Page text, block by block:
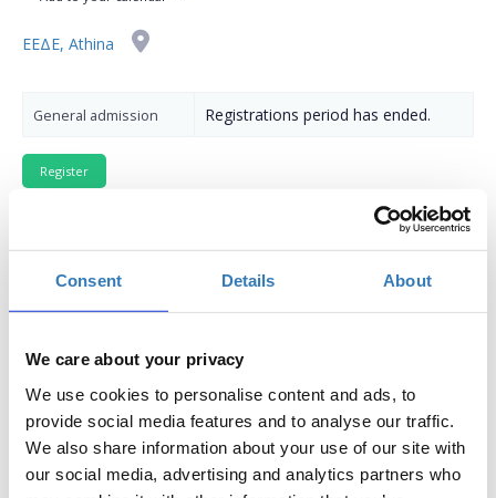
Consent Details About
We care about your privacy
We use cookies to personalise content and ads, to
provide social media features and to analyse our traffic.
We also share information about your use of our site with
our social media, advertising and analytics partners who
ΕΕΔΕ, Athina
General admission Registrations period has ended.
2015 με θεμα:«Λογικοθυμική & Γνωσιακή-
Συμπεριφορική Προσέγγιση: Πως συνδέεται με
Αυτή η συνάντηση ανοίγει ένα καινούριο
κύκλο συναντήσεων γνώσης που σκοπό έχουν να μας
βοηθήσουν να δούμε τις επιρροές, τις συνδέσεις αλλά και τις
τροποποιήσεις στην εφαρμογή των διαφόρων Θεωρητικών